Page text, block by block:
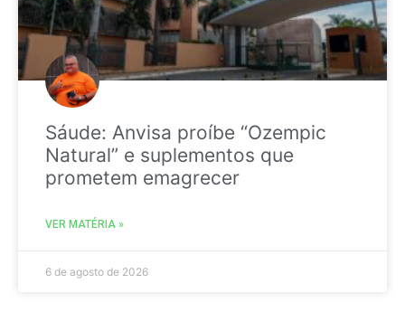
Sáude: Anvisa proíbe “Ozempic
Natural” e suplementos que
prometem emagrecer
VER MATÉRIA »
6 de agosto de 2026